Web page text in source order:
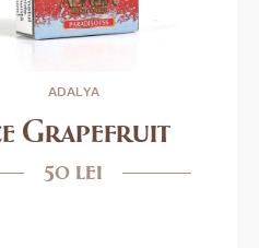
ADALYA
Grapefruit
50 lei